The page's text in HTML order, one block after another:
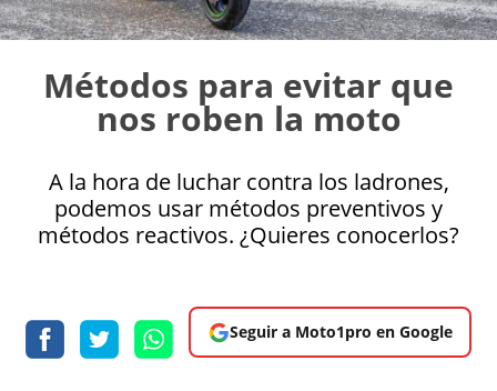
Métodos para evitar que
nos roben la moto
A la hora de luchar contra los ladrones,
podemos usar métodos preventivos y
métodos reactivos. ¿Quieres conocerlos?
Seguir a Moto1pro en Google